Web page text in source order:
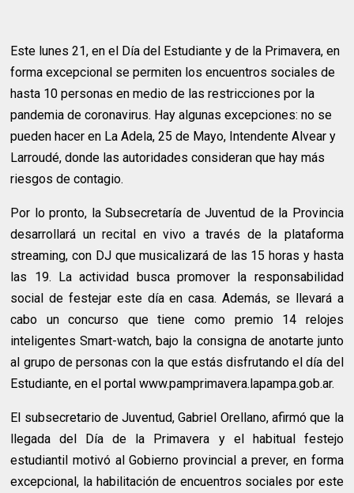
Este lunes 21, en el Día del Estudiante y de la Primavera, en
forma excepcional se permiten los encuentros sociales de
hasta 10 personas en medio de las restricciones por la
pandemia de coronavirus. Hay algunas excepciones: no se
pueden hacer en La Adela, 25 de Mayo, Intendente Alvear y
Larroudé, donde las autoridades consideran que hay más
riesgos de contagio.
Por lo pronto, la Subsecretaría de Juventud de la Provincia
desarrollará un recital en vivo a través de la plataforma
streaming, con DJ que musicalizará de las 15 horas y hasta
las 19. La actividad busca promover la responsabilidad
social de festejar este día en casa. Además, se llevará a
cabo un concurso que tiene como premio 14 relojes
inteligentes Smart-watch, bajo la consigna de anotarte junto
al grupo de personas con la que estás disfrutando el día del
Estudiante, en el portal www.pamprimavera.lapampa.gob.ar.
El subsecretario de Juventud, Gabriel Orellano, afirmó que la
llegada del Día de la Primavera y el habitual festejo
estudiantil motivó al Gobierno provincial a prever, en forma
excepcional, la habilitación de encuentros sociales por este